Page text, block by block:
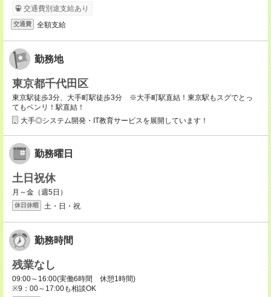
交通費別途支給あり
交通費 全額支給
勤務地
東京都千代田区
東京駅徒歩3分、大手町駅徒歩3分 ※大手町駅直結！東京駅もスグでとっ
てもベンリ！駅直結！
大手◎システム開発・IT教育サービスを展開しています！
勤務曜日
土日祝休
月～金（週5日）
休日休暇 土・日・祝
勤務時間
残業なし
09:00～16:00(実働6時間 休憩1時間)
※9：00～17:00も相談OK